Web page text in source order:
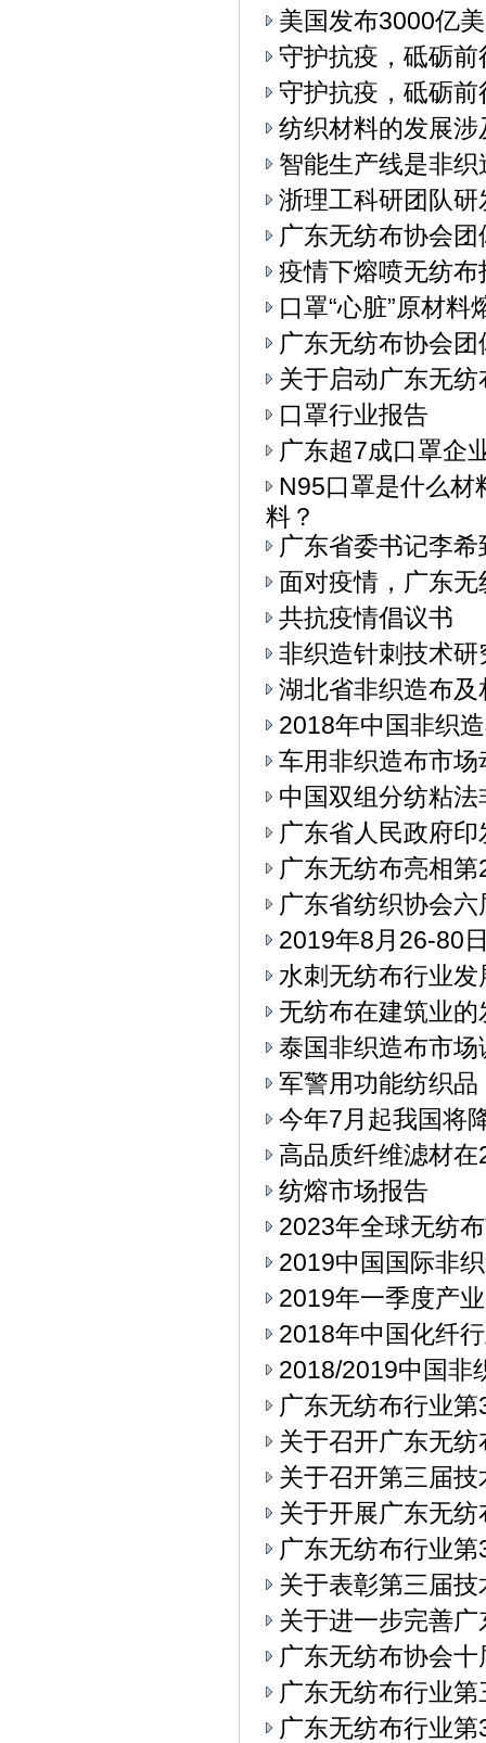
美国发布3000亿
守护抗疫，砥砺
守护抗疫，砥砺
纺织材料的发展
智能生产线是非
浙理工科研团队
广东无纺布协会
疫情下熔喷无纺
口罩“心脏”原材料
广东无纺布协会
关于启动广东无
口罩行业报告
广东超7成口罩企
N95口罩是什么材
料？
广东省委书记李
面对疫情，广东
共抗疫情倡议书
非织造针刺技术
湖北省非织造布
2018年中国非织
车用非织造布市场
中国双组分纺粘
广东省人民政府
广东无纺布亮相
广东省纺织协会
2019年8月26-80
水刺无纺布行业
无纺布在建筑业的
泰国非织造布市场
军警用功能纺织品
今年7月起我国将
高品质纤维滤材
纺熔市场报告
2023年全球无纺
2019中国国际非
2019年一季度产
2018年中国化纤
2018/2019中国非
广东无纺布行业
关于召开广东无
关于召开第三届
关于开展广东无
广东无纺布行业
关于表彰第三届
关于进一步完善
广东无纺布协会
广东无纺布行业
广东无纺布行业